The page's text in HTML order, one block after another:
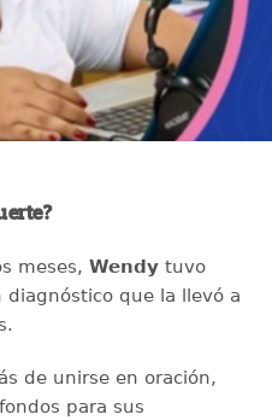
meses, Wendytuvo
que la llevó a
de unirse en oración,
para sus